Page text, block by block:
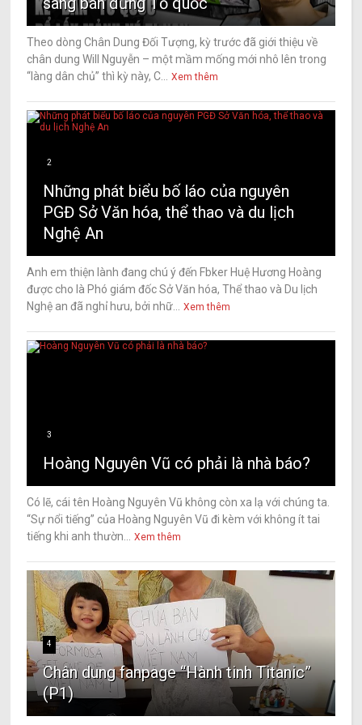
Theo dòng Chân Dung Đối Tượng, kỳ trước đã giới thiệu về
chân dung Will Nguyễn – một mầm mống mới nhô lên trong
“làng dân chủ” thì kỳ này, C...
Xem thêm
2
Những phát biểu bố láo của nguyên
PGĐ Sở Văn hóa, thể thao và du lịch
Nghệ An
Anh em thiện lành đang chú ý đến Fbker Huệ Hương Hoàng
được cho là Phó giám đốc Sở Văn hóa, Thể thao và Du lịch
Nghệ an đã nghỉ hưu, bởi nhữ...
Xem thêm
3
Hoàng Nguyên Vũ có phải là nhà báo?
Có lẽ, cái tên Hoàng Nguyên Vũ không còn xa lạ với chúng ta.
“Sự nổi tiếng” của Hoàng Nguyên Vũ đi kèm với không ít tai
tiếng khi anh thườn...
Xem thêm
4
Chân dung fanpage “Hành tinh Titanic”
(P1)